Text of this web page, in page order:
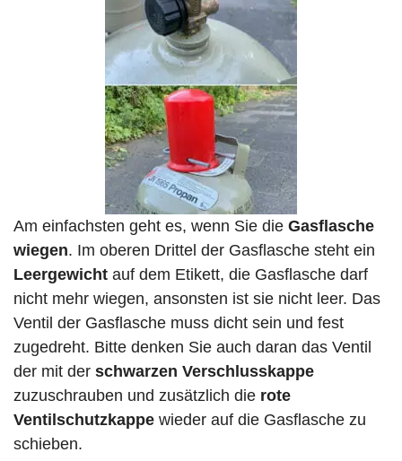
Am einfachsten geht es, wenn Sie die Gasflasche
wiegen. Im oberen Drittel der Gasflasche steht ein
Leergewicht auf dem Etikett, die Gasflasche darf
nicht mehr wiegen, ansonsten ist sie nicht leer. Das
Ventil der Gasflasche muss dicht sein und fest
zugedreht. Bitte denken Sie auch daran das Ventil
der mit der schwarzen Verschlusskappe
zuzuschrauben und zusätzlich die rote
Ventilschutzkappe wieder auf die Gasflasche zu
schieben.